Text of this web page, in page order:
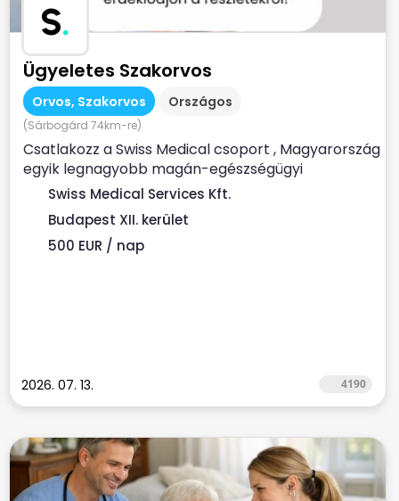
S.
Ügyeletes Szakorvos
Orvos, Szakorvos Országos
(Sárbogárd 74km-re)
Csatlakozz a Swiss Medical csoport , Magyarország
egyik legnagyobb magán-egészségügyi
szolgáltatójához ...
Swiss Medical Services Kft.
Budapest XII. kerület
500 EUR / nap
2026. 07. 13. 4190